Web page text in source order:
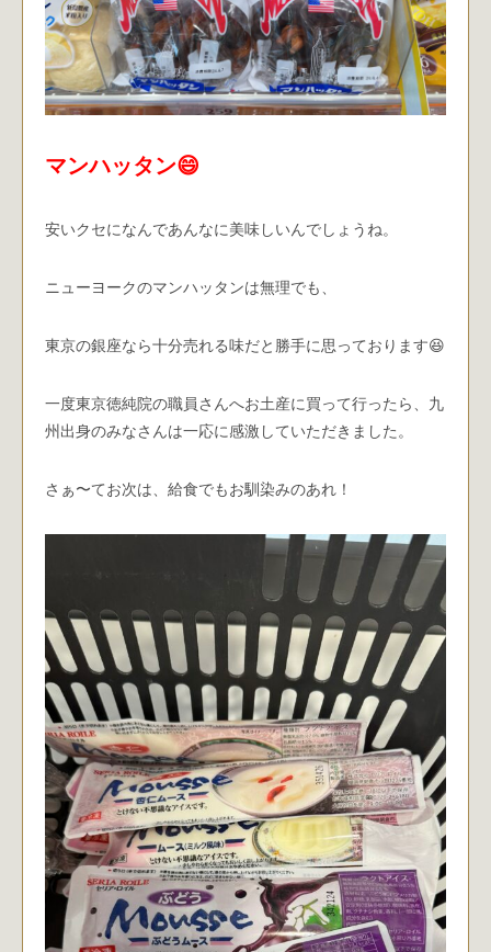
マンハッタン😄
安いクセになんであんなに美味しいんでしょうね。
ニューヨークのマンハッタンは無理でも、
東京の銀座なら十分売れる味だと勝手に思っております😆
一度東京徳純院の職員さんへお土産に買って行ったら、九
州出身のみなさんは一応に感激していただきました。
さぁ〜てお次は、給食でもお馴染みのあれ！